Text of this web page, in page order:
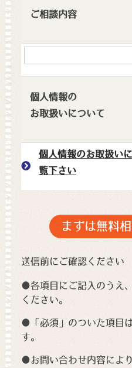
ご相談内容
個人情報の
お取扱いについて
個人情報のお取扱い
覧下さい
送信前にご確認ください
●各項目にご記入のうえ
ください。
●「必須」のついた項目
す。
●お問い合わせ内容によ